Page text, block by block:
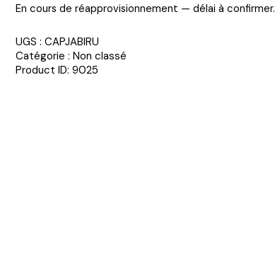
En cours de réapprovisionnement — délai à confirmer.
UGS : CAPJABIRU
Catégorie : Non classé
Product ID: 9025